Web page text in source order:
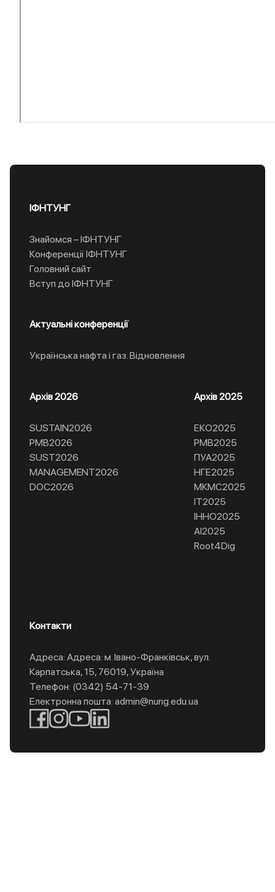
ІФНТУНГ
Знайомся – ІФНТУНГ
Конференції ІФНТУНГ
Головний сайт
Вступ до ІФНТУНГ
Актуальні конференції
Українська нафта і газ. Відновлення
Архів 2026
SUSTAIN2026
РМВ2026
SUST2026
MANAGEMENT2026
DOC2026
Архів 2025
ЕКО2025
РМВ2025
ПУА2025
НГЕ2025
МКМС2025
ІТ2025
ІННО2025
AI2025
Root4Dig
Контакти
Адреса: Адреса: м. Івано-Франківськ, вул.
Карпатська, 15, 76019, Україна
Телефон: (0342) 54-71-39
Електронна пошта: admin@nung.edu.ua